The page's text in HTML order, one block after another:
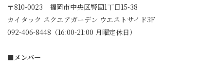
〒810-0023 福岡市中央区警固1丁目15-38
カイタック スクエアガーデン ウエストサイド3F
092-406-8448（16:00-21:00 月曜定休日）
■メンバー